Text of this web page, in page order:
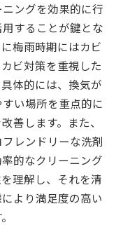
ミュニティ貢献
ス改善
ョン戦略
ミュニケーショ
えるカスタマイ
ったプラン提案
ス調整
ムオプション
ングを効果的に行
することが鍵とな
梅雨時期にはカビ
ビ対策を重視した
体的には、換気が
い場所を重点的に
善します。また、
レンドリーな洗剤
的なクリーニング
理解し、それを清
より満足度の高い